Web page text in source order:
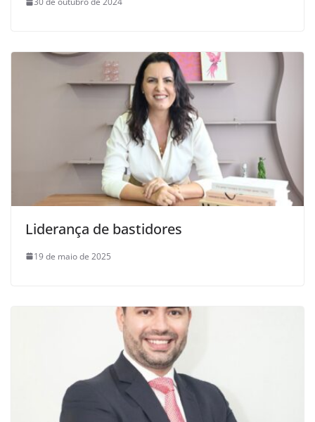
Liderança de bastidores
19 de maio de 2025